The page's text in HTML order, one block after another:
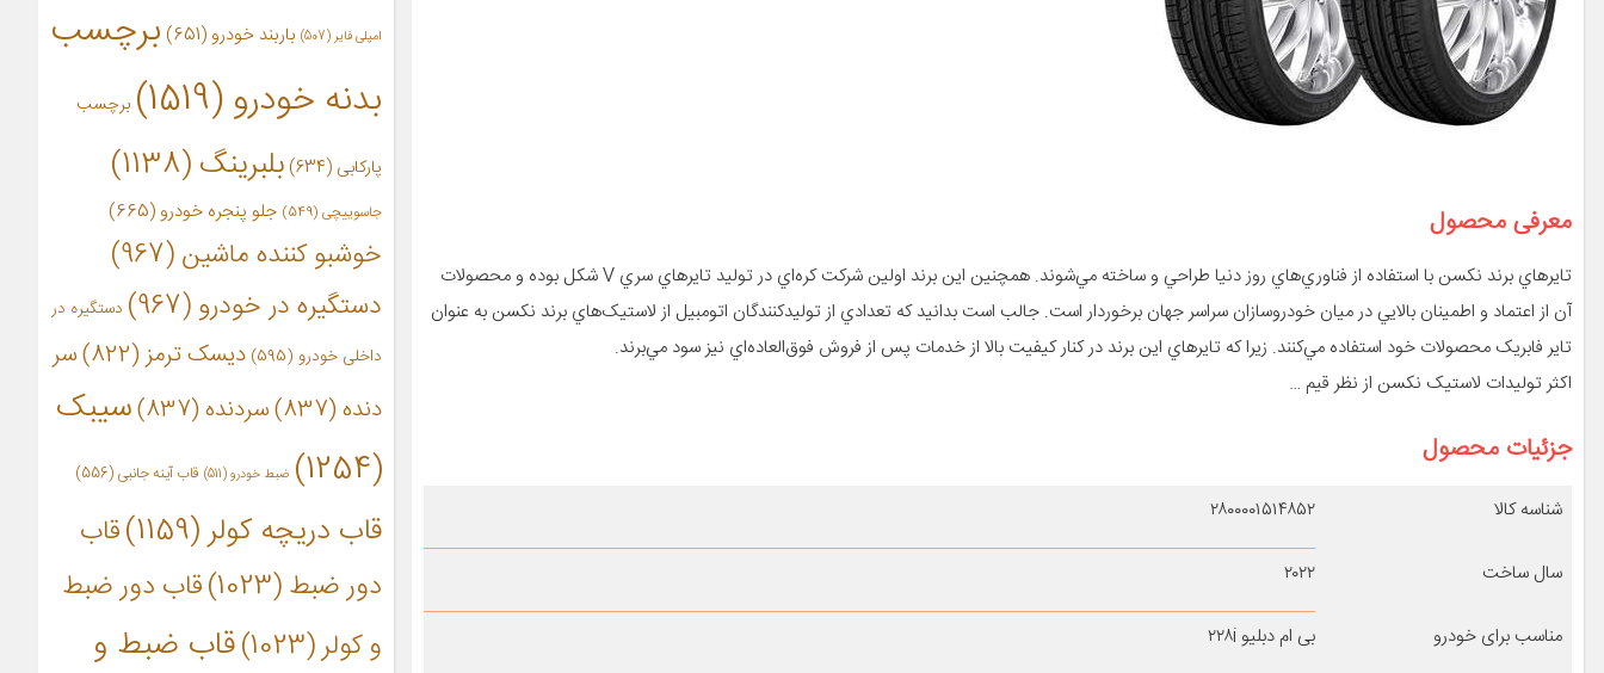
معرفی محصول
تايرهاي برند نکسن با استفاده از فناوري‌هاي روز دنيا طراحي و ساخته مي‌شوند. همچنين اين برند اولين شرکت کره‌اي در توليد تايرهاي سري V شکل بوده و محصولات
آن از اعتماد و اطمينان بالايي در ميان خودروسازان سراسر جهان برخوردار است. جالب است بدانيد که تعدادي از توليدکنندگان اتومبيل از لاستيک‌هاي برند نکسن به عنوان
تاير فابريک محصولات خود استفاده مي‌کنند. زيرا که تايرهاي اين برند در کنار کيفيت بالا از خدمات پس از فروش فوق‌العاده‌اي نيز سود مي‌برند.
اکثر توليدات لاستيک نکسن از نظر قيم …
جزئیات محصول
شناسه کالا ۲۸۰۰۰۰۱۵۱۴۸۵۲
سال ساخت ۲۰۲۲
مناسب برای خودرو
بی ام دبلیو ۲۲۸i
امپلی فایر (507) باربند خودرو(651)
برچسب
بدنه خودرو(1519) برچسب
پارکابی (634) بلبرینگ(1138)
جاسوییچی (549) جلو پنجره خودرو (665)
خوشبو کننده ماشین(967)
دستگیره در خودرو(967)
دستگیره در
داخلی خودرو (595) دیسک ترمز(822)
سر
دنده(837) سردنده(837)
سیبک
(1254)
ضبط خودرو(511) قاب آینه جانبی (556)
قاب دریچه کولر(1159)
قاب
دور ضبط(1023)
قاب دور ضبط
و کولر(1023)
قاب ضبط و